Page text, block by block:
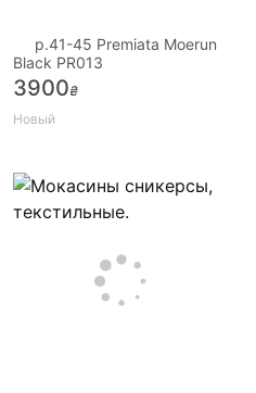
p.41-45 Premiata Moerun
Black PR013
3900₴
Новый